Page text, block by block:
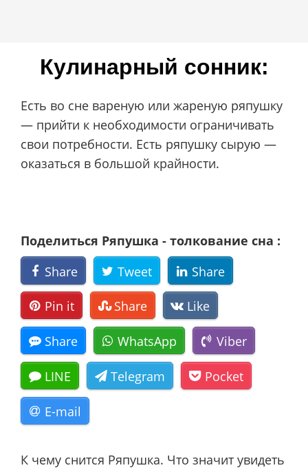
Кулинарный сонник:
Есть во сне вареную или жареную ряпушку
— прийти к необходимости ограничивать
свои потребности. Есть ряпушку сырую —
оказаться в большой крайности.
Поделиться Ряпушка - толкование сна :
Share
Tweet Share
Pin it Share Like
Share WhatsApp Viber
LINE Telegram Pocket
E-mail
К чему снится Ряпушка. Что значит увидеть